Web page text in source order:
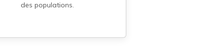
des populations.